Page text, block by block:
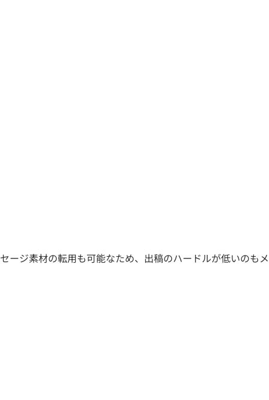
ージ素材の転用も可能なため、出稿のハードルが低いのもメ